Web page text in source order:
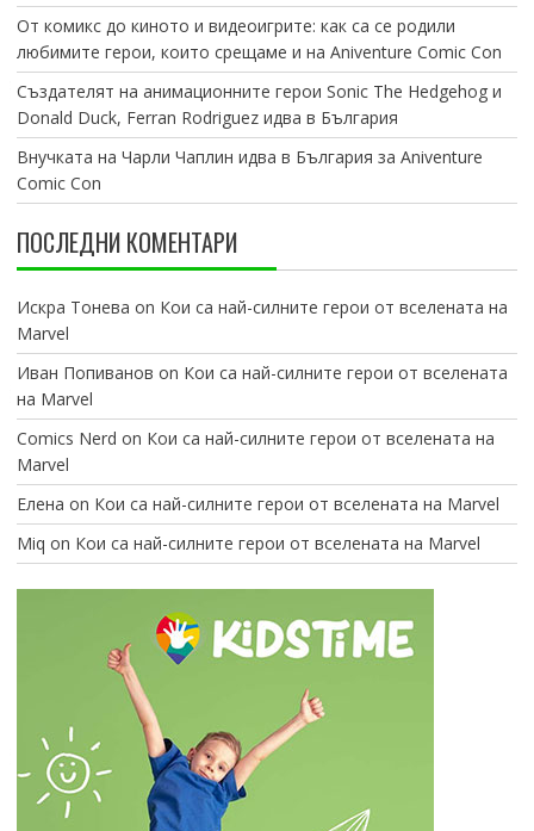
От комикс до киното и видеоигрите: как са се родили
любимите герои, които срещаме и на Aniventure Comic Con
Създателят на анимационните герои Sonic The Hedgehog и
Donald Duck, Ferran Rodriguez идва в България
Внучката на Чарли Чаплин идва в България за Aniventure
Comic Con
ПОСЛЕДНИ КОМЕНТАРИ
Искра Тонева on Кои са най-силните герои от вселената на
Marvel
Иван Попиванов on Кои са най-силните герои от вселената
на Marvel
Comics Nerd on Кои са най-силните герои от вселената на
Marvel
Елена on Кои са най-силните герои от вселената на Marvel
Miq on Кои са най-силните герои от вселената на Marvel